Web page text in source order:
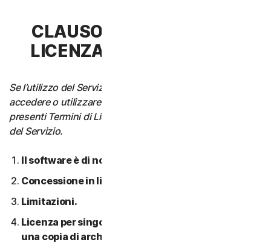
CLAUSOLA 3 - TERMINI DI
LICENZA DEL SOFTWARE
Se l’utilizzo del Servizio richiede di scaricare, installare,
accedere o utilizzare il Software su un Dispositivo, i
presenti Termini di Licenza si applicano anche all’utilizzo
del Servizio.
Il software è di nostra proprietà.
Concessione in licenza.
Limitazioni.
Licenza per singolo dispositivo; consentita solo
una copia di archivio o di backup.